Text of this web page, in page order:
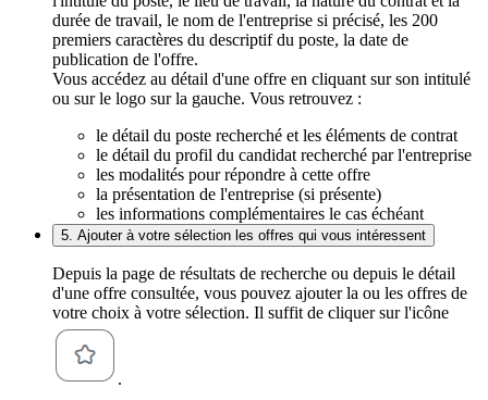
durée de travail, le nom de l'entreprise si précisé, les 200
premiers caractères du descriptif du poste, la date de
publication de l'offre.
Vous accédez au détail d'une offre en cliquant sur son intitulé
ou sur le logo sur la gauche. Vous retrouvez :
le détail du poste recherché et les éléments de contrat
le détail du profil du candidat recherché par l'entreprise
les modalités pour répondre à cette offre
la présentation de l'entreprise (si présente)
les informations complémentaires le cas échéant
5. Ajouter à votre sélection les offres qui vous intéressent
Depuis la page de résultats de recherche ou depuis le détail
d'une offre consultée, vous pouvez ajouter la ou les offres de
votre choix à votre sélection. Il suffit de cliquer sur l'icône
.